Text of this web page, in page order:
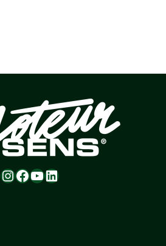
Instagram
Facebook
YouTube
LinkedIn